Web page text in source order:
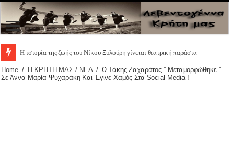
Π
Home / Η ΚΡΗΤΗ ΜΑΣ / ΝΕΑ / Ο Τάκης Ζαχαράτος ” Μεταμορφώθηκε ”
Σε Άννα Μαρία Ψυχαράκη Και Έγινε Χαμός Στα Social Media !